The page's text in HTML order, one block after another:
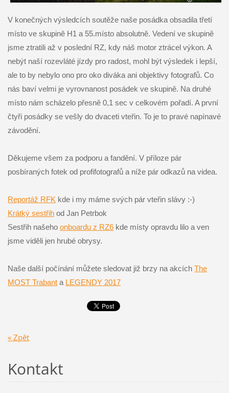
V konečných výsledcích soutěže naše posádka obsadila třetí
místo ve skupině H1 a 55.místo absolutně. Vedení ve skupině
jsme ztratili až v poslední RZ, kdy náš motor ztrácel výkon. A
nebýt naší rozevláté jízdy pro radost, mohl být výsledek i lepší,
ale to by nebylo ono pro oko diváka ani objektivy fotografů. Co
nás baví velmi je vyrovnanost posádek ve skupině. Na druhé
místo nám scházelo přesně 0,1 sec v celkovém pořadí. A první
čtyři posádky se vešly do dvaceti vteřin. To je to pravé napínavé
závodění.
Děkujeme všem za podporu a fandění. V příloze pár
posbíraných fotek od profifotografů a níže pár odkazů na videa.
Reportáž RFK kde i my máme svých pár vteřin slávy :-)
Krátký sestřihod Jan Petrbok
Sestřih našeho onboardu z RZ6kde místy opravdu lilo a ven
jsme viděli jen hrubé obrysy.
Naše další počínání můžete sledovat již brzy na akcích The
MOST Trabanta LEGENDY 2017
« Zpět
Kontakt